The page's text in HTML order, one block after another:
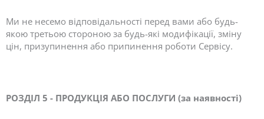
Ми не несемо відповідальності перед вами або будь-
якою третьою стороною за будь-які модифікації, зміну
цін, призупинення або припинення роботи Сервісу.
РОЗДІЛ 5 - ПРОДУКЦІЯ АБО ПОСЛУГИ (за наявності)